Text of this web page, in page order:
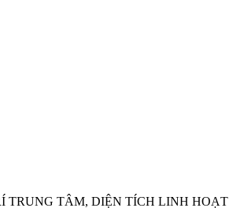
TRUNG TÂM, DIỆN TÍCH LINH HOẠT